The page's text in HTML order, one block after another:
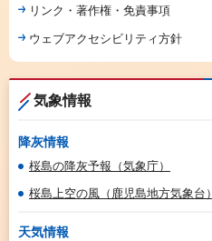
リンク・著作権・免責事項
ウェブアクセシビリティ方針
気象情報
降灰情報
桜島の降灰予報（気象庁）
桜島上空の風（鹿児島地方気象台）
天気情報